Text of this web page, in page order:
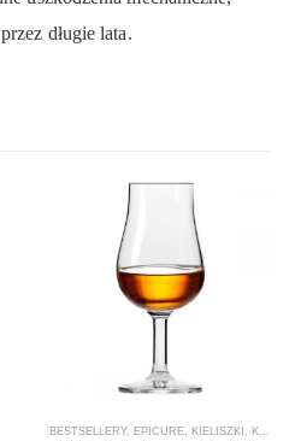
długie lata.
BESTSELLERY, EPICURE, KIELISZKI , KIELISZKI DO WHISKY